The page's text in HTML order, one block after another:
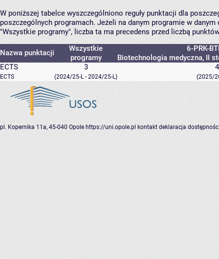
W poniższej tabelce wyszczególniono reguły punktacji dla
poszczególnych programach. Jeżeli na danym programie w
"Wszystkie programy", liczba ta ma precedens przed liczbą
Nazwa punktacji
Wszystkie
programy
6-PRK-
Biotechnologia medyczna, II
ECTS
ECTS
3
(2024/25-L - 2024/25-L)
4
(2025/
pl. Kopernika 11a, 45-040 Opole https://uni.opole.pl kontakt deklaracja